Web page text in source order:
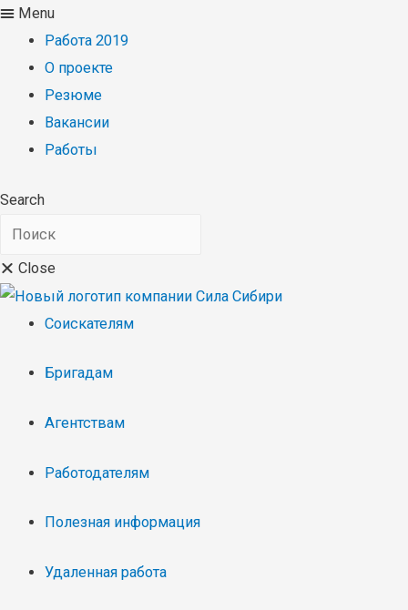
Menu
Работа 2019
О проекте
Резюме
Вакансии
Работы
Search
Close
Соискателям
Бригадам
Агентствам
Работодателям
Полезная информация
Удаленная работа